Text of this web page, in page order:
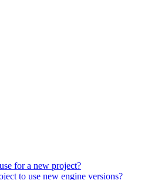
for a new project?
to use new engine versions?